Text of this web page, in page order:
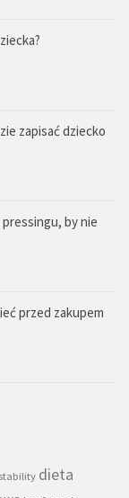
zapisać dziecko
by nie
przed zakupem
dieta